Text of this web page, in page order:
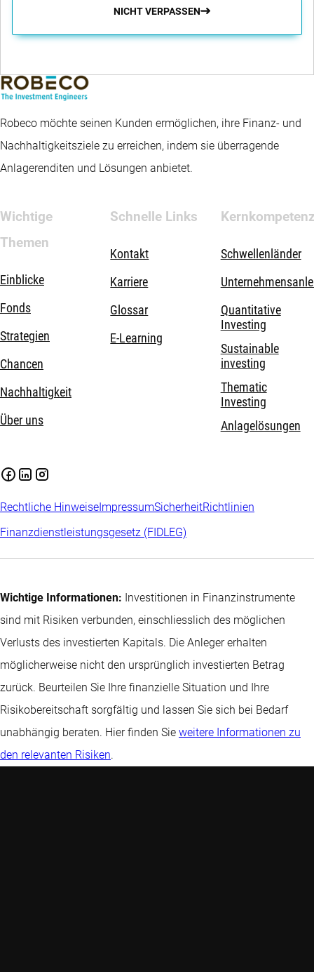
NICHT VERPASSEN
Robeco möchte seinen Kunden ermöglichen, ihre Finanz- und
Nachhaltigkeitsziele zu erreichen, indem sie überragende
Anlagerenditen und Lösungen anbietet.
Wichtige
Themen
Einblicke
Fonds
Strategien
Chancen
Nachhaltigkeit
Über uns
Schnelle Links
Kontakt
Karriere
Glossar
E-Learning
Schwellenländer
Quantitative
Investing
Sustainable
investing
Thematic
Investing
Anlagelösungen
Rechtliche HinweiseImpressumSicherheitRichtlinien
Finanzdienstleistungsgesetz (FIDLEG)
Wichtige Informationen: Investitionen in Finanzinstrumente
sind mit Risiken verbunden, einschliesslich des möglichen
Verlusts des investierten Kapitals. Die Anleger erhalten
möglicherweise nicht den ursprünglich investierten Betrag
zurück. Beurteilen Sie Ihre finanzielle Situation und Ihre
Risikobereitschaft sorgfältig und lassen Sie sich bei Bedarf
unabhängig beraten. Hier finden Sie weitere Informationen zu
den relevanten Risiken.